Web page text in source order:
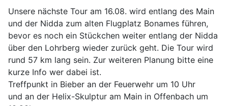
Unsere nächste Tour am 16.08. wird entlang des Main
und der Nidda zum alten Flugplatz Bonames führen,
bevor es noch ein Stückchen weiter entlang der Nidda
über den Lohrberg wieder zurück geht. Die Tour wird
rund 57 km lang sein. Zur weiteren Planung bitte eine
kurze Info wer dabei ist.
Treffpunkt in Bieber an der Feuerwehr um 10 Uhr
und an der Helix-Skulptur am Main in Offenbach um